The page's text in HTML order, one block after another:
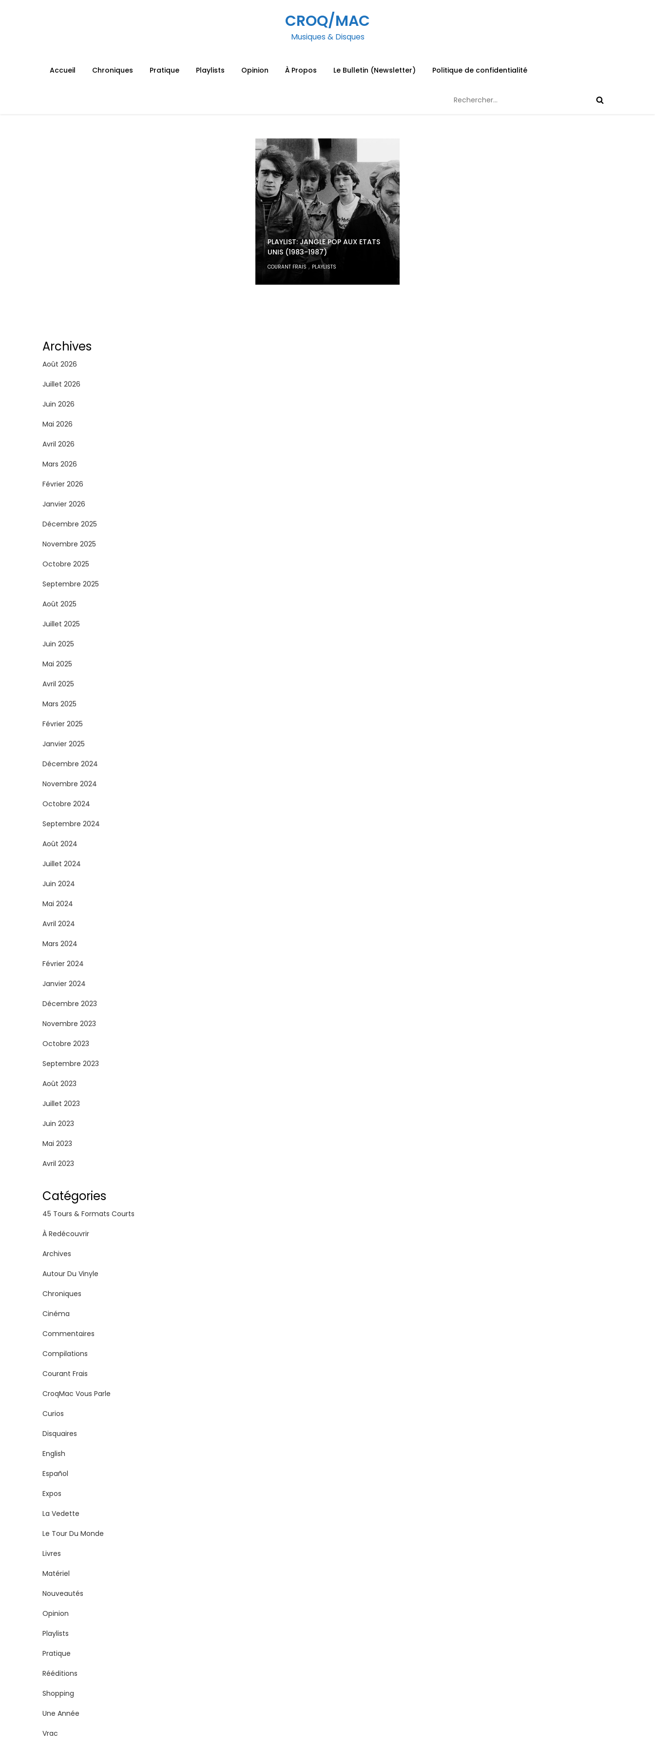
CROQ/MAC
Musiques & Disques
Accueil Chroniques Pratique Playlists Opinion À Propos Le Bulletin (Newsletter) Politique de confidentialité
PLAYLIST: JANGLE POP AUX ETATS
UNIS (1983-1987)
COURANT FRAIS , PLAYLISTS
Archives
Août 2026
Juillet 2026
Juin 2026
Mai 2026
Avril 2026
Mars 2026
Février 2026
Janvier 2026
Décembre 2025
Novembre 2025
Octobre 2025
Septembre 2025
Août 2025
Juillet 2025
Juin 2025
Mai 2025
Avril 2025
Mars 2025
Février 2025
Janvier 2025
Décembre 2024
Novembre 2024
Octobre 2024
Septembre 2024
Août 2024
Juillet 2024
Juin 2024
Mai 2024
Avril 2024
Mars 2024
Février 2024
Janvier 2024
Décembre 2023
Novembre 2023
Octobre 2023
Septembre 2023
Août 2023
Juillet 2023
Juin 2023
Mai 2023
Avril 2023
Catégories
45 Tours & Formats Courts
À Redécouvrir
Archives
Autour Du Vinyle
Chroniques
Cinéma
Commentaires
Compilations
Courant Frais
CroqMac Vous Parle
Curios
Disquaires
English
Español
Expos
La Vedette
Le Tour Du Monde
Livres
Matériel
Nouveautés
Opinion
Playlists
Pratique
Rééditions
Shopping
Une Année
Vrac